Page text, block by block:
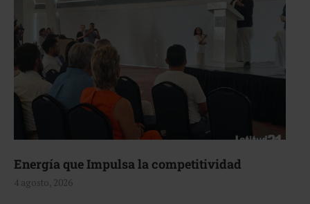
Energía que Impulsa la competitividad
4 agosto, 2026